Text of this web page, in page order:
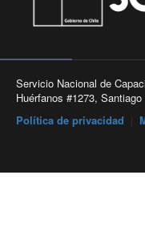
Servicio Nacional de
Huérfanos #1273,
Política de privacidad